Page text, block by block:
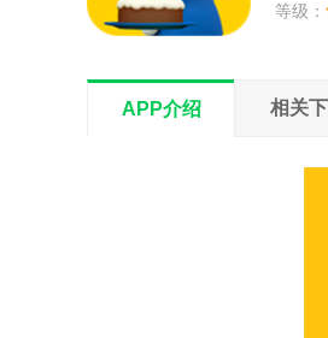
等级：
APP介绍 相关